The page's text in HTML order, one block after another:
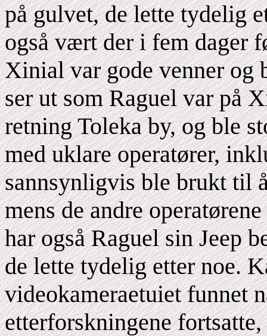
på gulvet, de lette tydelig
også vært der i fem dager
Xinial var gode venner og
ser ut som Raguel var på
retning Toleka by, og ble
med uklare operatører,
sannsynligvis ble brukt til
mens de andre
har også Raguel sin Jeep
de lette tydelig etter noe.
videokameraetuiet funnet
etterforskningene